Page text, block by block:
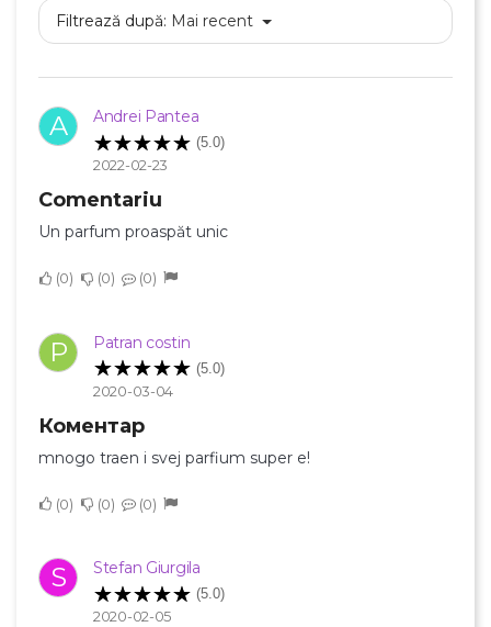
Filtrează după: Mai recent
A Andrei Pantea
(5.0)
2022-02-23
Comentariu
Un parfum proaspăt unic
0 0 0
P Patran costin
(5.0)
2020-03-04
Коментар
mnogo traen i svej parfium super e!
0 0 0
S Stefan Giurgila
(5.0)
2020-02-05
Creeaza o lista de dorinte
Numele listei de dorinte